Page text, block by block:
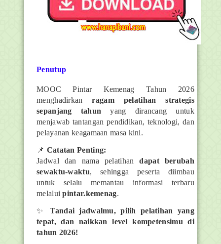
Penutup
MOOC Pintar Kemenag Tahun 2026
menghadirkanragam pelatihan strategis
sepanjang tahun yang dirancang untuk
menjawab tantangan pendidikan, teknologi, dan
pelayanan keagamaan masa kini.
📌 Catatan Penting:
Jadwal dan nama pelatihandapat berubah
sewaktu-waktu, sehingga peserta diimbau
untuk selalu memantau informasi terbaru
melaluipintar.kemenag.
✨Tandai jadwalmu, pilih pelatihan yang
tepat, dan naikkan level kompetensimu di
tahun 2026!